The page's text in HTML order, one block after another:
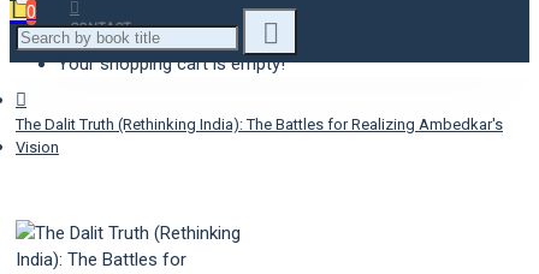
CONTACT
0
Your shopping cart is empty!
The Dalit Truth (Rethinking India): The Battles for Realizing Ambedkar's
Vision